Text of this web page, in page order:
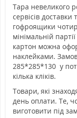
Тара невеликого
сервісів доставки
гофроящики
мінімальній
картон можна
наклейками.
285*285*130 у
кілька кліків.
Товари, які
день оплати. Те,
виготовити під